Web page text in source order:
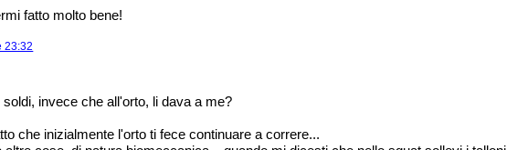
fatto molto bene!
23:32
invece che all'orto, li dava a me?
che inizialmente l'orto ti fece continuare a correre...